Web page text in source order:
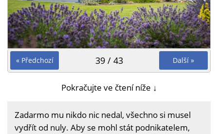
« Předchozí Další »
39 / 43
Pokračujte ve čtení níže ↓
Zadarmo mu nikdo nic nedal, všechno si musel
vydřít od nuly. Aby se mohl stát podnikatelem,